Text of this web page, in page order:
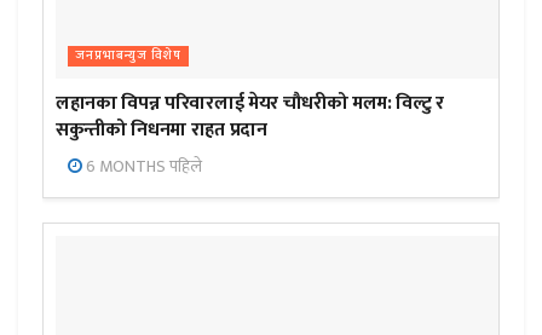
जनप्रभाबन्युज विशेष
लहानका विपन्न परिवारलाई मेयर चौधरीको मलम: विल्टु र
सकुन्तीको निधनमा राहत प्रदान
6 MONTHS पहिले